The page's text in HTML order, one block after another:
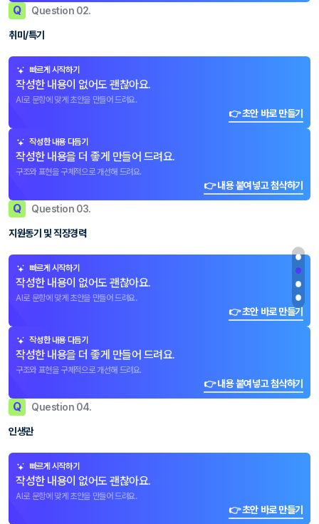
Q Question 02.
취미/특기
빠르게 시작하기
작성한 내용이 없어도 괜찮아요.
AI로 문항에 맞게 초안을 만들어 드려요.
👉 초안 바로 만들기
작성한 내용 다듬기
작성한 내용을 더 좋게 만들어 드려요.
구조와 표현을 구체적으로 개선해 드려요.
👉 내용 붙여넣고 첨삭하기
Q Question 03.
지원동기 및 직장경력
빠르게 시작하기
작성한 내용이 없어도 괜찮아요.
AI로 문항에 맞게 초안을 만들어 드려요.
👉 초안 바로 만들기
작성한 내용 다듬기
작성한 내용을 더 좋게 만들어 드려요.
구조와 표현을 구체적으로 개선해 드려요.
👉 내용 붙여넣고 첨삭하기
Q Question 04.
인생관
빠르게 시작하기
작성한 내용이 없어도 괜찮아요.
AI로 문항에 맞게 초안을 만들어 드려요.
👉 초안 바로 만들기